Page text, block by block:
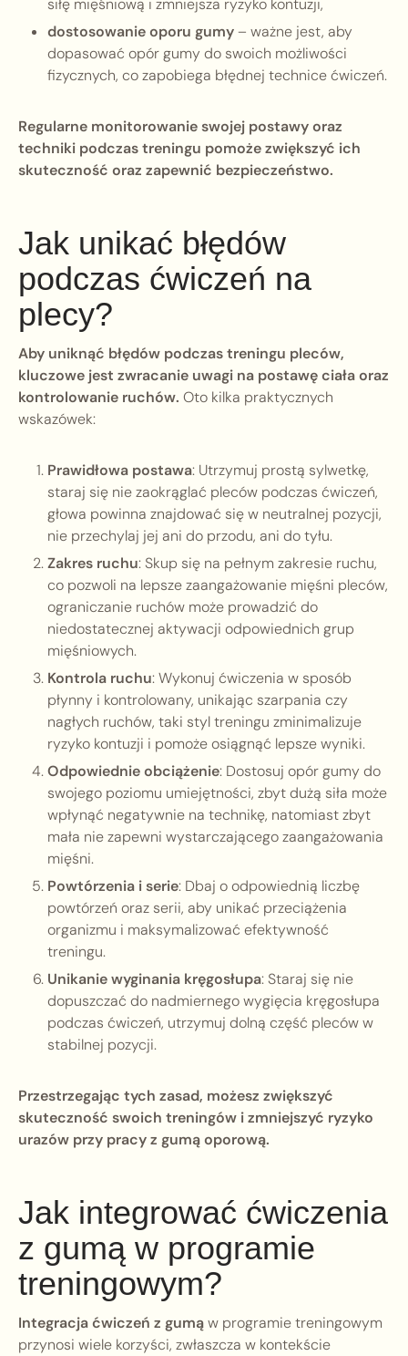
siłę mięśniową i zmniejsza ryzyko kontuzji,
dostosowanie oporu gumy– ważne jest, aby
dopasować opór gumy do swoich możliwości
fizycznych, co zapobiega błędnej technice ćwiczeń.
Regularne monitorowanie swojej postawy oraz
techniki podczas treningu pomoże zwiększyć ich
skuteczność oraz zapewnić bezpieczeństwo.
Jak unikać błędów
podczas ćwiczeń na
plecy?
Aby uniknąć błędów podczas treningu pleców,
kluczowe jest zwracanie uwagi na postawę ciała oraz
kontrolowanie ruchów. Oto kilka praktycznych
wskazówek:
Prawidłowa postawa: Utrzymuj prostą sylwetkę,
staraj się nie zaokrąglać pleców podczas ćwiczeń,
głowa powinna znajdować się w neutralnej pozycji,
nie przechylaj jej ani do przodu, ani do tyłu.
Zakres ruchu: Skup się na pełnym zakresie ruchu,
co pozwoli na lepsze zaangażowanie mięśni pleców,
ograniczanie ruchów może prowadzić do
niedostatecznej aktywacji odpowiednich grup
mięśniowych.
Kontrola ruchu: Wykonuj ćwiczenia w sposób
płynny i kontrolowany, unikając szarpania czy
nagłych ruchów, taki styl treningu zminimalizuje
ryzyko kontuzji i pomoże osiągnąć lepsze wyniki.
Odpowiednie obciążenie: Dostosuj opór gumy do
swojego poziomu umiejętności, zbyt dużą siła może
wpłynąć negatywnie na technikę, natomiast zbyt
mała nie zapewni wystarczającego zaangażowania
mięśni.
Powtórzenia i serie: Dbaj o odpowiednią liczbę
powtórzeń oraz serii, aby unikać przeciążenia
organizmu i maksymalizować efektywność
treningu.
Unikanie wyginania kręgosłupa: Staraj się nie
dopuszczać do nadmiernego wygięcia kręgosłupa
podczas ćwiczeń, utrzymuj dolną część pleców w
stabilnej pozycji.
Przestrzegając tych zasad, możesz zwiększyć
skuteczność swoich treningów i zmniejszyć ryzyko
urazów przy pracy z gumą oporową.
Jak integrować ćwiczenia
z gumą w programie
treningowym?
Integracja ćwiczeń z gumąw programie treningowym
przynosi wiele korzyści, zwłaszcza w kontekście